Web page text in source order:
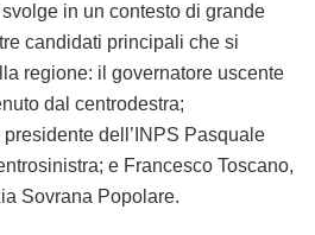
in un contesto di grande
candidati principali che si
regione: il governatore uscente
dal centrodestra;
presidente dell’INPS Pasquale
e Francesco Toscano,
Sovrana Popolare.